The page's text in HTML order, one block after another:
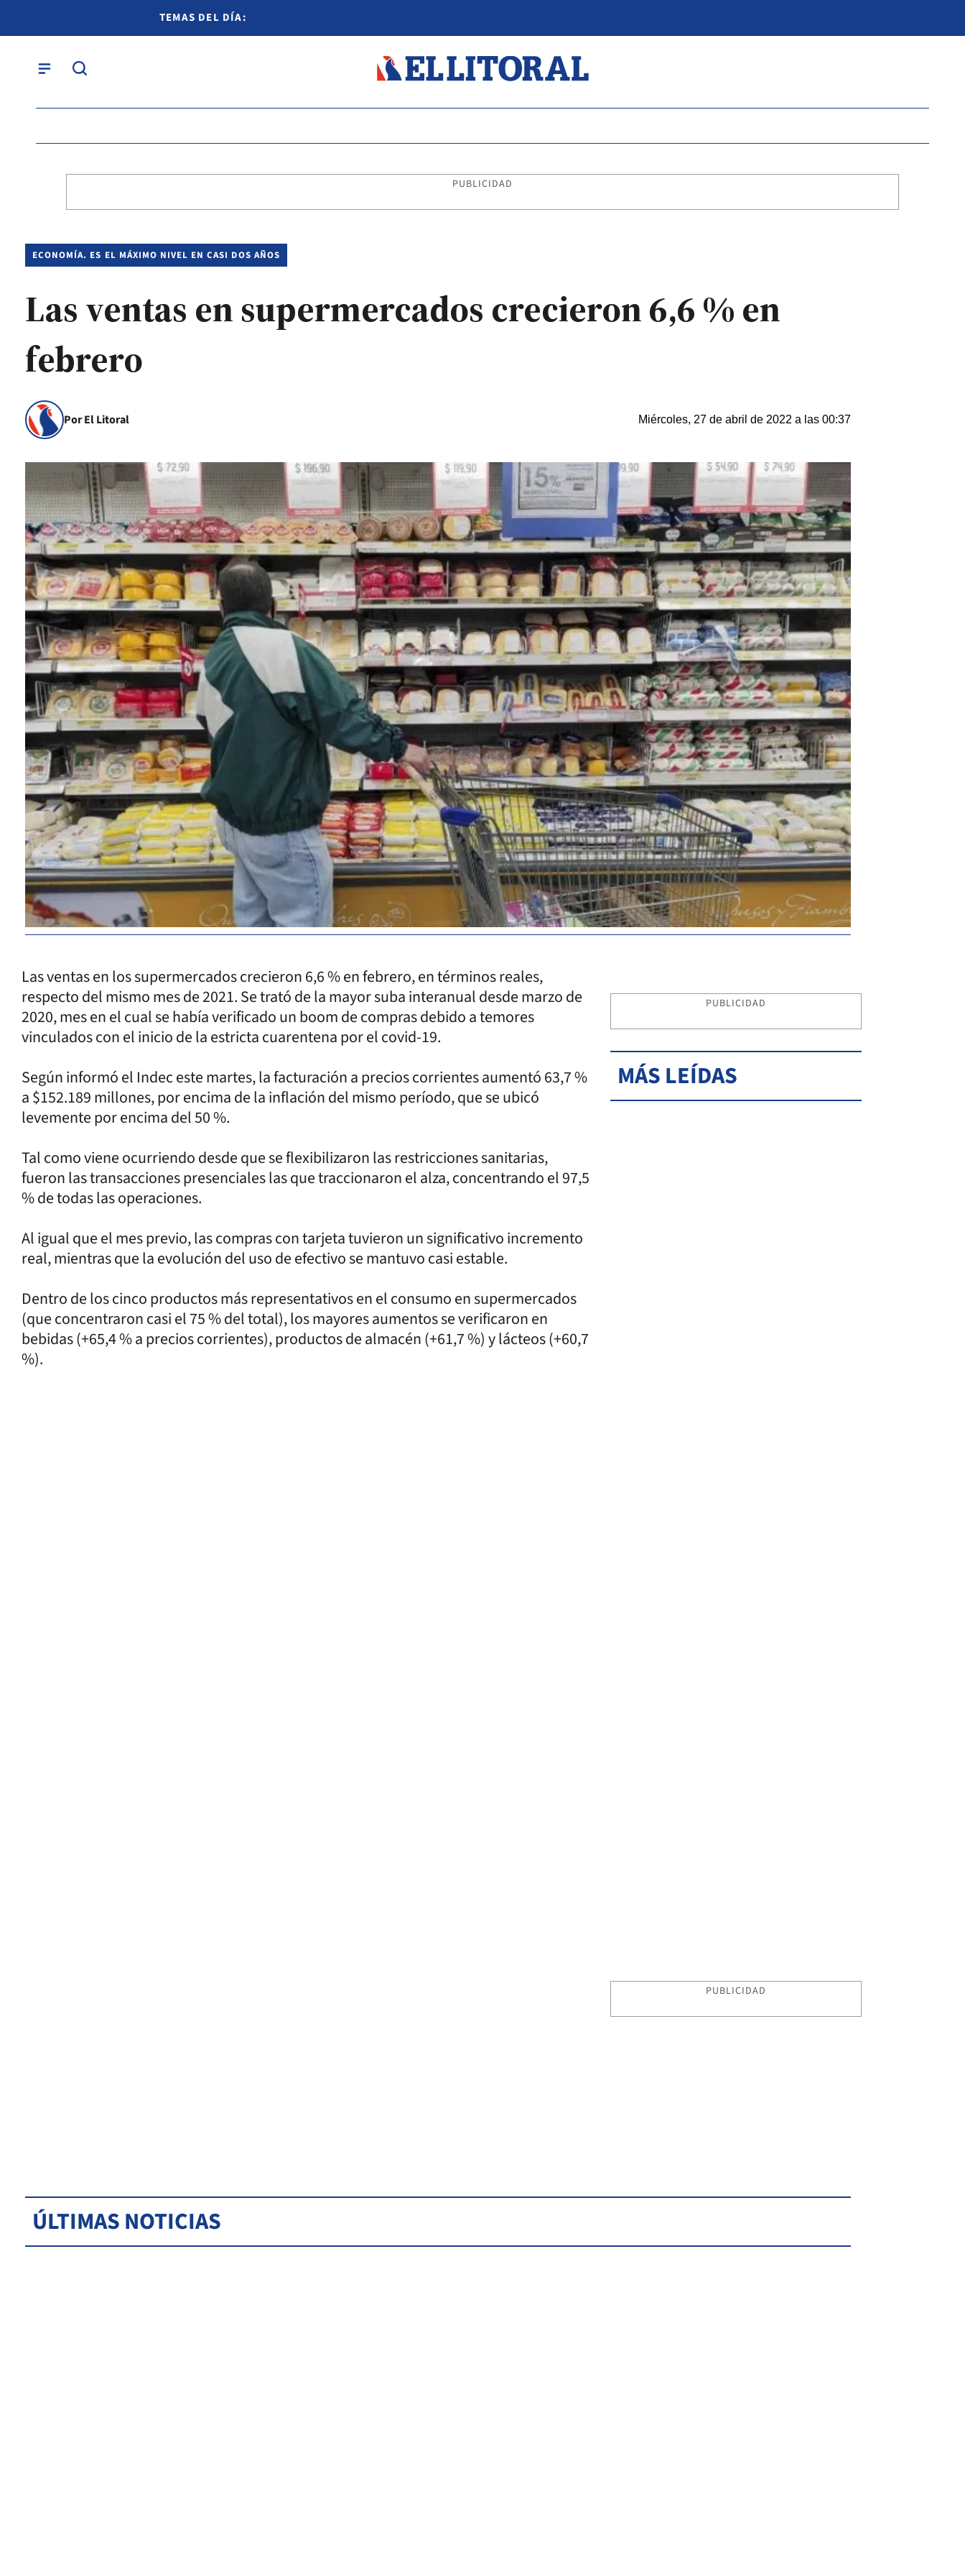
TEMAS DEL DÍA:
PUBLICIDAD
ECONOMÍA. ES EL MÁXIMO NIVEL EN CASI DOS AÑOS
Las ventas en supermercados crecieron 6,6 % en
febrero
Por El Litoral Miércoles, 27 de abril de 2022 a las 00:37
Las ventas en los supermercados crecieron 6,6 % en febrero, en términos reales,
respecto del mismo mes de 2021. Se trató de la mayor suba interanual desde marzo de
2020, mes en el cual se había verificado un boom de compras debido a temores
vinculados con el inicio de la estricta cuarentena por el covid-19.
Según informó el Indec este martes, la facturación a precios corrientes aumentó 63,7 %
a $152.189 millones, por encima de la inflación del mismo período, que se ubicó
levemente por encima del 50 %.
Tal como viene ocurriendo desde que se flexibilizaron las restricciones sanitarias,
fueron las transacciones presenciales las que traccionaron el alza, concentrando el 97,5
% de todas las operaciones.
Al igual que el mes previo, las compras con tarjeta tuvieron un significativo incremento
real, mientras que la evolución del uso de efectivo se mantuvo casi estable.
Dentro de los cinco productos más representativos en el consumo en supermercados
(que concentraron casi el 75 % del total), los mayores aumentos se verificaron en
bebidas (+65,4 % a precios corrientes), productos de almacén (+61,7 %) y lácteos (+60,7
%).
PUBLICIDAD
MÁS LEÍDAS
PUBLICIDAD
ÚLTIMAS NOTICIAS